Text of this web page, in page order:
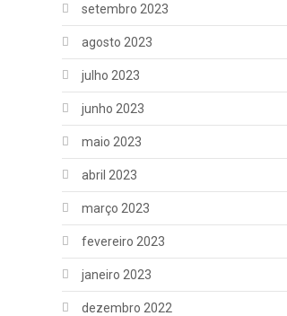
setembro 2023
agosto 2023
julho 2023
junho 2023
maio 2023
abril 2023
março 2023
fevereiro 2023
janeiro 2023
dezembro 2022